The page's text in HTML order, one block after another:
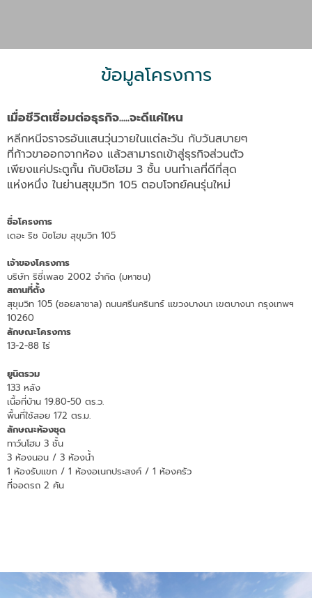
ข้อมูลโครงการ
เมื่อชีวิตเชื่อมต่อธุรกิจ.....จะดีแค่ไหน
หลีกหนีจราจรอันแสนวุ่นวายในแต่ละวัน กับวันสบายๆ
ที่ก้าวขาออกจากห้อง แล้วสามารถเข้าสู่ธุรกิจส่วนตัว
เพียงแค่ประตูกั้น กับบิซโฮม 3 ชั้น บนทำเลที่ดีที่สุด
​แห่งหนึ่ง ในย่านสุขุมวิท 105 ตอบโจทย์คนรุ่นใหม่
ชื่อโครงการ
เดอะ ริช บิซโฮม สุขุมวิท 105
เจ้าของโครงการ
บริษัท ริชี่เพลซ 2002 จำกัด (มหาชน)
สถานที่ตั้ง
สุขุมวิท 105 (ซอยลาซาล) ถนนศรีนครินทร์ แขวงบางนา เขตบางนา กรุงเทพฯ
10260
ลักษณะโครงการ
13-2-88 ไร่
ยูนิตรวม
133 หลัง
เนื้อที่บ้าน 19.80-50 ตร.ว.
พื้นที่ใช้สอย 172 ตร.ม.
ลักษณะห้องชุด
ทาว์นโฮม 3 ชั้น
3 ห้องนอน / 3 ห้องน้ำ
1 ห้องรับแขก / 1 ห้องอเนกประสงค์ / 1 ห้องครัว
ที่จอดรถ 2 คัน